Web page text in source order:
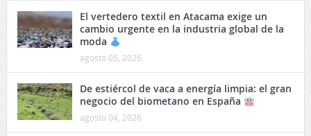
El vertedero textil en Atacama exige un
cambio urgente en la industria global de la
moda
agosto 05, 2026
De estiércol de vaca a energía limpia: el gran
negocio del biometano en España
agosto 04, 2026